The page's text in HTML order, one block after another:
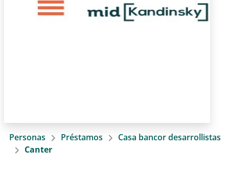
Personas Préstamos
Casa bancor desarrollistas
Canter